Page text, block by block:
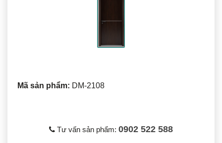
Mã sản phẩm: DM-2108
Tư vấn sản phẩm: 0902 522 588